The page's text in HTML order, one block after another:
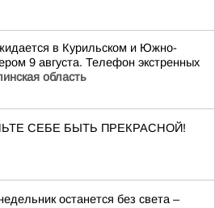
в Курильском и Южно-
9 августа. Телефон экстренных
область
СЕБЕ БЫТЬ ПРЕКРАСНОЙ!
останется без света –